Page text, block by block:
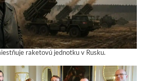
raketovú jednotku v Rusku.